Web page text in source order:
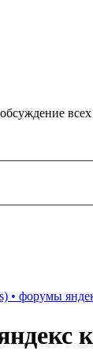
• форумы